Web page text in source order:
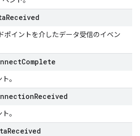
Received
ポイントを介したデータ受信のイベン
Complete
。
Received
。
Received